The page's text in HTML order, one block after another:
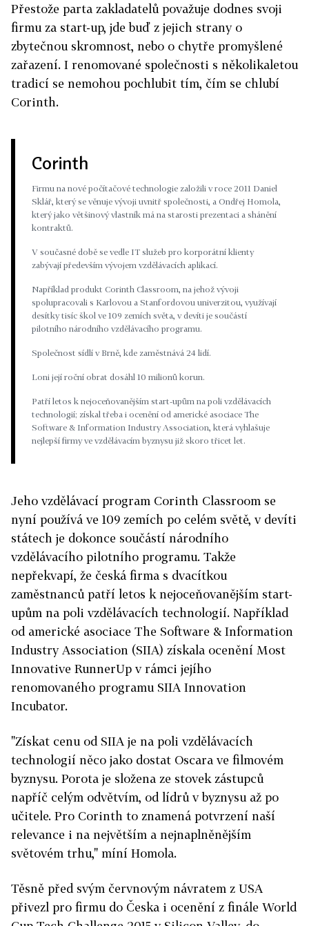
Přestože parta zakladatelů považuje dodnes svoji
firmu za start-up, jde buď z jejich strany o
zbytečnou skromnost, nebo o chytře promyšlené
zařazení. I renomované společnosti s několikaletou
tradicí se nemohou pochlubit tím, čím se chlubí
Corinth.
Corinth
Firmu na nové počítačové technologie založili v roce 2011 Daniel
Sklář, který se věnuje vývoji uvnitř společnosti, a Ondřej Homola,
který jako většinový vlastník má na starosti prezentaci a shánění
kontraktů.
V současné době se vedle IT služeb pro korporátní klienty
zabývají především vývojem vzdělávacích aplikací.
Například produkt Corinth Classroom, na jehož vývoji
spolupracovali s Karlovou a Stanfordovou univerzitou, využívají
desítky tisíc škol ve 109 zemích světa, v devíti je součástí
pilotního národního vzdělávacího programu.
Společnost sídlí v Brně, kde zaměstnává 24 lidí.
Loni její roční obrat dosáhl 10 milionů korun.
Patří letos k nejoceňovanějším start-upům na poli vzdělávacích
technologií; získal třeba i ocenění od americké asociace The
Software & Information Industry Association, která vyhlašuje
nejlepší firmy ve vzdělávacím byznysu již skoro třicet let.
Jeho vzdělávací program Corinth Classroom se
nyní používá ve 109 zemích po celém světě, v devíti
státech je dokonce součástí národního
vzdělávacího pilotního programu. Takže
nepřekvapí, že česká firma s dvacítkou
zaměstnanců patří letos k nejoceňovanějším start-
upům na poli vzdělávacích technologií. Například
od americké asociace The Software & Information
Industry Association (SIIA) získala ocenění Most
Innovative RunnerUp v rámci jejího
renomovaného programu SIIA Innovation
Incubator.
"Získat cenu od SIIA je na poli vzdělávacích
technologií něco jako dostat Oscara ve filmovém
byznysu. Porota je složena ze stovek zástupců
napříč celým odvětvím, od lídrů v byznysu až po
učitele. Pro Corinth to znamená potvrzení naší
relevance i na největším a nejnaplněnějším
světovém trhu," míní Homola.
Těsně před svým červnovým návratem z USA
přivezl pro firmu do Česka i ocenění z finále World